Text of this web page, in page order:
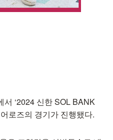
‘2024 신한 SOL BANK
로즈의 경기가 진행됐다.